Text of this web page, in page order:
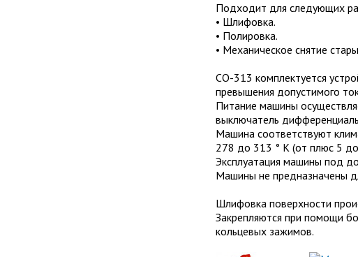
Подходит для следующих
• Шлифовка.
• Полировка.
• Механическое снятие
СО-313 комплектуется
превышения допустимого
Питание машины
выключатель
Машина соответствуют
278 до 313 ° К (от плюс 5
Эксплуатация машины под
Машины не предназначены
Шлифовка поверхности
Закрепляются при помощи
кольцевых зажимов.